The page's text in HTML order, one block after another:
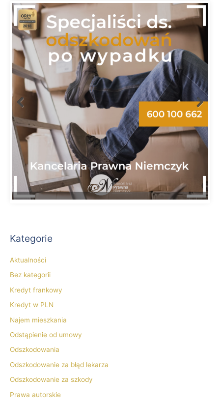
Kategorie
Aktualności
Bez kategorii
Kredyt frankowy
Kredyt w PLN
Najem mieszkania
Odstąpienie od umowy
Odszkodowania
Odszkodowanie za błąd lekarza
Odszkodowanie za szkody
Prawa autorskie